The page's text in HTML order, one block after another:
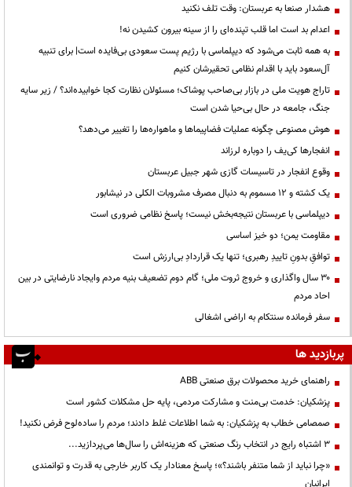
هشدار صنعا به عربستان: وقت تلف نکنید
اعدام بد است اما قلب تپنده‌ای را از سینه بیرون کشیدن نه!
به همه ثابت می‌شود که دیپلماسی با رژیم پست سعودی بی‌فایده است| برای تنبیه
آل‌سعود باید با اقدام نظامی تحقیرشان کنیم
تاراج هویت ملی در بازار بی‌صاحب پوشاک؛ مسئولان نظارت کجا خوابیده‌اند؟ / زیر سایه
جنگ، جامعه در حال بی‌حیا شدن است
هوش مصنوعی چگونه عملیات فضاپیماها و ماهواره‌ها را تغییر می‌دهد؟
انفجارها کی‌یف را دوباره لرزاند
وقوع انفجار در تاسیسات گازی شهر جبیل عربستان
یک کشته و ۱۲ مسموم به دنبال مصرف مشروبات الکلی در نیشابور
دیپلماسی با عربستان نتیجه‌بخش نیست؛ پاسخ نظامی ضروری است
مقاومت یمن؛ دو خیز اساسی
توافقِ بدونِ تاییدِ رهبری؛ تنها یک قراردادِ بی‌ارزش است
۳۰ سال واگذاری و خروج ثروت ملی؛ گام دوم تضعیف بنیه مردم وایجاد نارضایتی در بین
احاد مردم
سفر فرمانده سنتکام به اراضی اشغالی
پربازدید ها
راهنمای خرید محصولات برق صنعتی ABB
پزشکیان: خدمت بی‌منت و مشارکت مردمی، پایه حل مشکلات کشور است
صمصامی خطاب به پزشکیان: به شما اطلاعات غلط دادند؛ مردم را ساده‌لوح فرض نکنید!
3 اشتباه رایج در انتخاب رنگ صنعتی که هزینه‌اش را سال‌ها می‌پردازید...
«چرا نباید از شما متنفر باشند؟»؛ پاسخ معنادار یک کاربر خارجی به قدرت و توانمندی
ایرانیان